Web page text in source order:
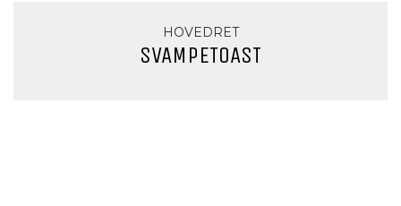
HOVEDRET
SVAMPETOAST